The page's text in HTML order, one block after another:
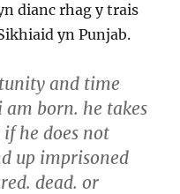
dianc rhag y trais
yn Punjab.
and time
born. he takes
he does not
up imprisoned
dead. or